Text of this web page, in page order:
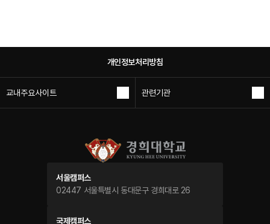
개인정보처리방침
교내주요사이트 관련기관
서울캠퍼스
02447 서울특별시 동대문구 경희대로 26
국제캠퍼스